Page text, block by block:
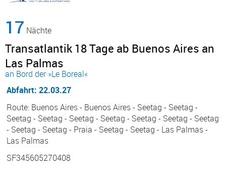
17 Nächte
Transatlantik 18 Tage ab Buenos Aires an
Las Palmas
an Bord der »Le Boreal«
Abfahrt: 22.03.27
Route: Buenos Aires - Buenos Aires - Seetag - Seetag -
Seetag - Seetag - Seetag - Seetag - Seetag - Seetag - Seetag
- Seetag - Seetag - Praia - Seetag - Seetag - Las Palmas -
Las Palmas
SF345605270408